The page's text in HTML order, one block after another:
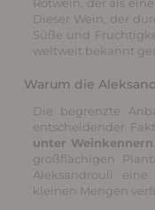
Rotwein, der als
Dieser Wein, der
Süße und
weltweit bekannt
Warum die
Die begrenzte
entscheidender
unter Weinkennern
großflächigen
Aleksandrouli
kleinen Mengen